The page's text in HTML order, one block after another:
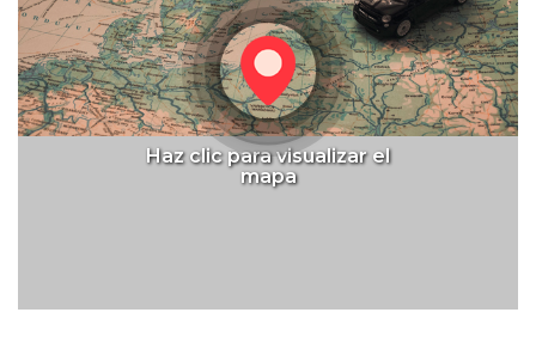
Haz clic para visualizar el
mapa